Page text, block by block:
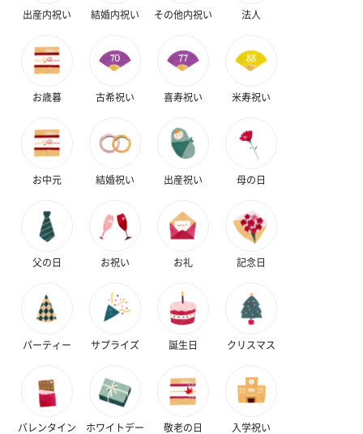
結婚祝い（御結婚御
出産祝い（御出産御
生花
※9-15時にご注文いただく場合、最短のお届け可能日が通常より
わり）（1,880円）
ーン）（1,650円）
出産内祝い 結婚内祝い その他内祝い 法人
お歳暮 古希祝い 喜寿祝い 米寿祝い
お中元 結婚祝い 出産祝い 母の日
父の日 お祝い お礼 記念日
パーティー サプライズ 誕生日 クリスマス
バレンタイン ホワイトデー 敬老の日 入学祝い